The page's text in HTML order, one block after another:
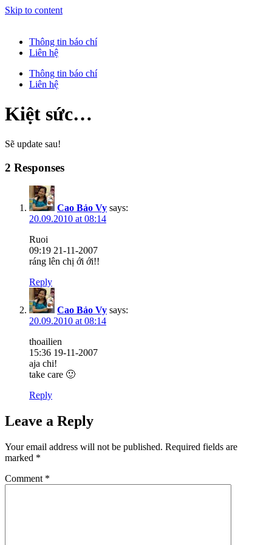
Skip to content
Thông tin báo chí
Liên hệ
Thông tin báo chí
Liên hệ
Kiệt sức…
Sẽ update sau!
2 Responses
Cao Bảo Vy says:
20.09.2010 at 08:14
Ruoi
09:19 21-11-2007
ráng lên chị ới ới!!
Reply
Cao Bảo Vy says:
20.09.2010 at 08:14
thoailien
15:36 19-11-2007
aja chi!
take care 🙂
Reply
Leave a Reply
Your email address will not be published. Required fields are
marked *
Comment *